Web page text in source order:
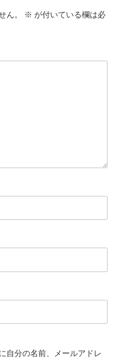
ん。 ※ が付いている欄は必
自分の名前、メールアドレ